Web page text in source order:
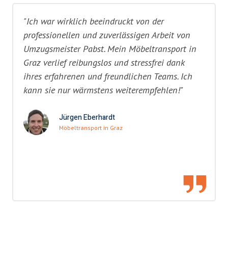
"Ich war wirklich beeindruckt von der
professionellen und zuverlässigen Arbeit von
Umzugsmeister Pabst. Mein Möbeltransport in
Graz verlief reibungslos und stressfrei dank
ihres erfahrenen und freundlichen Teams. Ich
kann sie nur wärmstens weiterempfehlen!"
Jürgen Eberhardt
Möbeltransport in Graz